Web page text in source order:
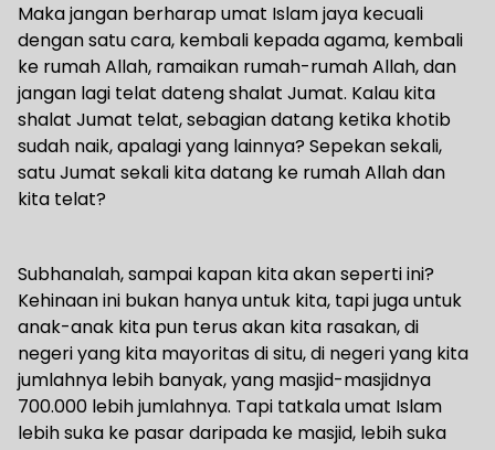
Maka jangan berharap umat Islam jaya kecuali
dengan satu cara, kembali kepada agama, kembali
ke rumah Allah, ramaikan rumah-rumah Allah, dan
jangan lagi telat dateng shalat Jumat. Kalau kita
shalat Jumat telat, sebagian datang ketika khotib
sudah naik, apalagi yang lainnya? Sepekan sekali,
satu Jumat sekali kita datang ke rumah Allah dan
kita telat?
Subhanalah, sampai kapan kita akan seperti ini?
Kehinaan ini bukan hanya untuk kita, tapi juga untuk
anak-anak kita pun terus akan kita rasakan, di
negeri yang kita mayoritas di situ, di negeri yang kita
jumlahnya lebih banyak, yang masjid-masjidnya
700.000 lebih jumlahnya. Tapi tatkala umat Islam
lebih suka ke pasar daripada ke masjid, lebih suka